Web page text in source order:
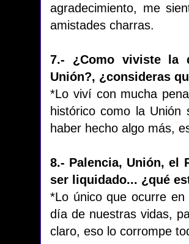
agradecimiento, me
amistades charras.
7.- ¿Como viviste la
Unión?, ¿consideras
*Lo viví con mucha
histórico como la
haber hecho algo más,
8.- Palencia, Unión, el
ser liquidado... ¿qué
*Lo único que ocurre
día de nuestras vidas,
claro, eso lo corrompe